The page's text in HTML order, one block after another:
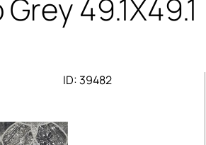
49.1X49.1
ID: 39482